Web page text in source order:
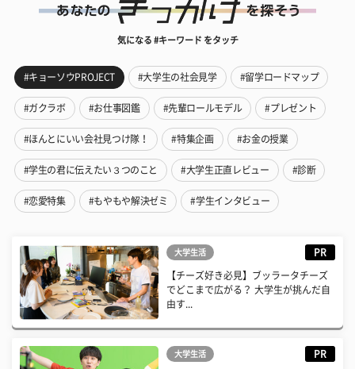
気になる #キーワード をタッチ
#キョーソウPROJECT #大学生の社会見学 #留学ロードマップ
#ガクラボ #お仕事図鑑 #先輩ロールモデル #プレゼント
#ほんとにいい会社見つけ隊！ #特集企画 #お金の授業
#学生の君に伝えたい３つのこと #大学生正直レビュー #診断
#恋愛特集 #もやもや解決ゼミ #学生インタビュー
大学生活 PR
【チーズ好き必見】ブッラータチーズ
でどこまで広がる？ 大学生が挑んだ自
由す...
大学生活 PR